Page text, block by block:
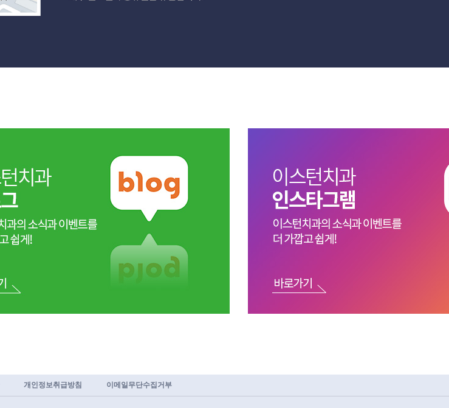
개인정보취급방침 이메일무단수집거부